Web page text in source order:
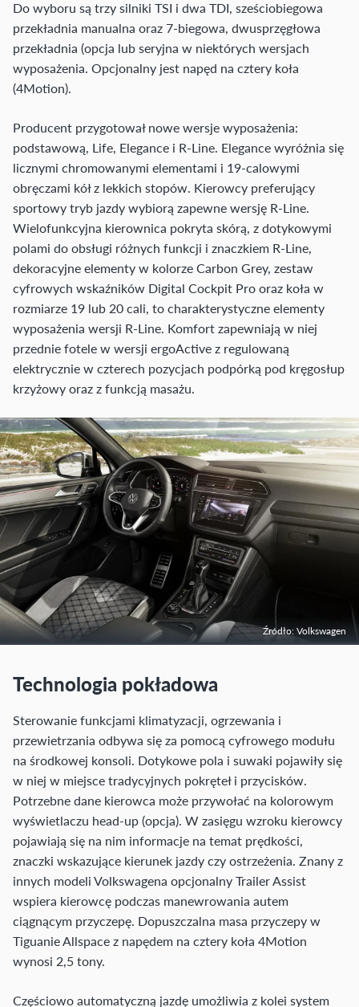
Do wyboru są trzy silniki TSI i dwa TDI, sześciobiegowa
przekładnia manualna oraz 7-biegowa, dwusprzęgłowa
przekładnia (opcja lub seryjna w niektórych wersjach
wyposażenia. Opcjonalny jest napęd na cztery koła
(4Motion).
Producent przygotował nowe wersje wyposażenia:
podstawową, Life, Elegance i R-Line. Elegance wyróżnia się
licznymi chromowanymi elementami i 19-calowymi
obręczami kół z lekkich stopów. Kierowcy preferujący
sportowy tryb jazdy wybiorą zapewne wersję R-Line.
Wielofunkcyjna kierownica pokryta skórą, z dotykowymi
polami do obsługi różnych funkcji i znaczkiem R-Line,
dekoracyjne elementy w kolorze Carbon Grey, zestaw
cyfrowych wskaźników Digital Cockpit Pro oraz koła w
rozmiarze 19 lub 20 cali, to charakterystyczne elementy
wyposażenia wersji R-Line. Komfort zapewniają w niej
przednie fotele w wersji ergoActive z regulowaną
elektrycznie w czterech pozycjach podpórką pod kręgosłup
krzyżowy oraz z funkcją masażu.
Źródło: Volkswagen
Technologia pokładowa
Sterowanie funkcjami klimatyzacji, ogrzewania i
przewietrzania odbywa się za pomocą cyfrowego modułu
na środkowej konsoli. Dotykowe pola i suwaki pojawiły się
w niej w miejsce tradycyjnych pokręteł i przycisków.
Potrzebne dane kierowca może przywołać na kolorowym
wyświetlaczu head-up (opcja). W zasięgu wzroku kierowcy
pojawiają się na nim informacje na temat prędkości,
znaczki wskazujące kierunek jazdy czy ostrzeżenia. Znany z
innych modeli Volkswagena opcjonalny Trailer Assist
wspiera kierowcę podczas manewrowania autem
ciągnącym przyczepę. Dopuszczalna masa przyczepy w
Tiguanie Allspace z napędem na cztery koła 4Motion
wynosi 2,5 tony.
Częściowo automatyczną jazdę umożliwia z kolei system